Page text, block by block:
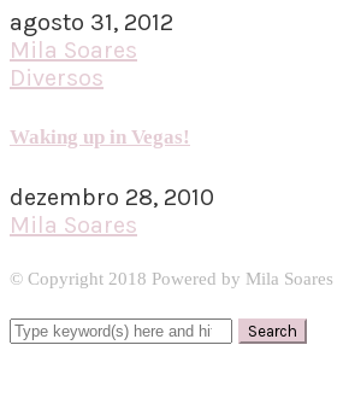
agosto 31, 2012
Mila Soares
Diversos
Waking up in Vegas!
dezembro 28, 2010
Mila Soares
© Copyright 2018 Powered by Mila Soares